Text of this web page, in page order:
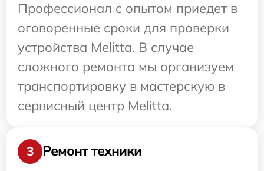
Профессионал с опытом приедет в
оговоренные сроки для проверки
устройства Melitta. В случае
сложного ремонта мы организуем
транспортировку в мастерскую в
сервисный центр Melitta.
3
Ремонт техники